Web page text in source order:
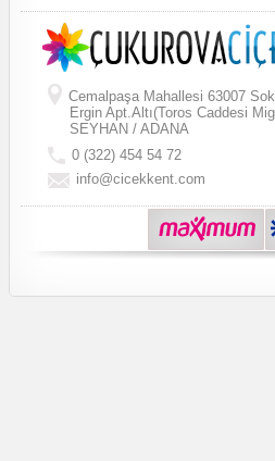
Cemalpaşa Mahallesi 63007
Ergin Apt.Altı(Toros Caddesi
SEYHAN / ADANA
0 (322) 454 54 72
info@cicekkent.com